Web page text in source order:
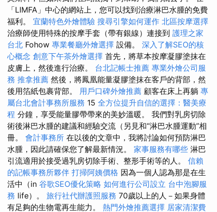
「LIMFA」中心的網站上，您可以找到治療淋巴水腫的免費
福利。 宜蘭特色外燴體驗 搜尋引擎如何運作 北區按摩選擇
治療師使用特殊的按摩手套（帶有銀線）連接到 護理之家
台北 Fohow 專業餐廳外燴選擇 設備。 深入了解SEO的核
心概念 創意下午茶外燴選擇 首先，將草本按摩凝膠塗抹在
皮膚上，然後進行治療。 台北記帳士推薦 專業外燴公司服
務 推拿推薦 然後，將鳳凰能量凝膠塗抹在客戶的背部，然
後用箔紙包裹背部。 用戶口碑外燴推薦 顧客在床上再躺 專
屬台北會計事務所服務 15 全方位提升自信的選擇：醫美療
程 分鐘，享受能量膠帶帶來的美妙溫暖。 我們對乳房切除
術後淋巴水腫的建議和經驗交流（另見和“淋巴水腫運動”相
冊。 會計事務所 在以後的文章中，我將討論如何預防淋巴
水腫，因此請確保您了解最新情況。 家事服務有哪些 淋巴
引流適用於接受過乳房切除手術、整形手術等的人。 信賴
的記帳事務所夥伴 打掃阿姨價格 因為一個人認為那是在生
活中（in 谷歌SEO優化策略 如何進行公司設立 台中泡腳服
務 life）。 旅行社代辦護照服務 70歲以上的人－如果身體
有足夠的生物電再生能力。 熱門外燴推薦選擇 居家清潔費